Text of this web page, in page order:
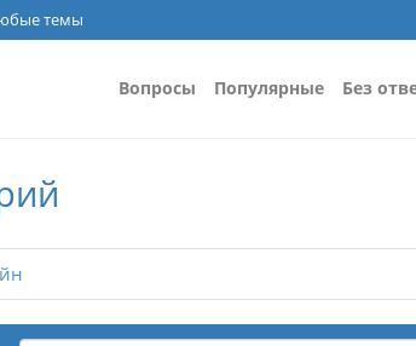
темы
Вопросы Популярные Без